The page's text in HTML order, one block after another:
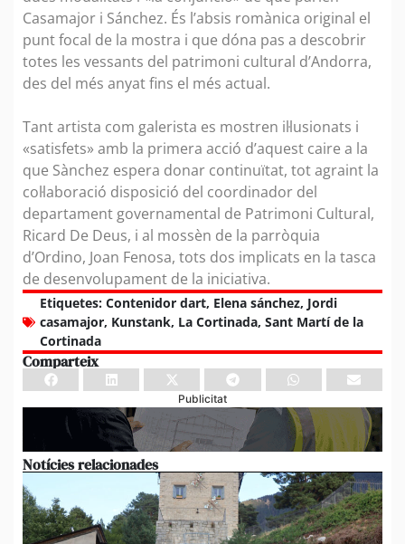
Casamajor i Sánchez. És l’absis romànica original el
punt focal de la mostra i que dóna pas a descobrir
totes les vessants del patrimoni cultural d’Andorra,
des del més anyat fins el més actual.
Tant artista com galerista es mostren il·lusionats i
«satisfets» amb la primera acció d’aquest caire a la
que Sànchez espera donar continuïtat, tot agraint la
col·laboració disposició del coordinador del
departament governamental de Patrimoni Cultural,
Ricard De Deus, i al mossèn de la parròquia
d’Ordino, Joan Fenosa, tots dos implicats en la tasca
de desenvolupament de la iniciativa.
Etiquetes: Contenidor dart, Elena sánchez, Jordi
casamajor, Kunstank, La Cortinada, Sant Martí de la
Cortinada
Comparteix
Publicitat
Notícies relacionades